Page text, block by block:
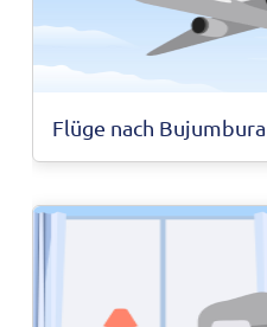
Flüge nach Bujumbura